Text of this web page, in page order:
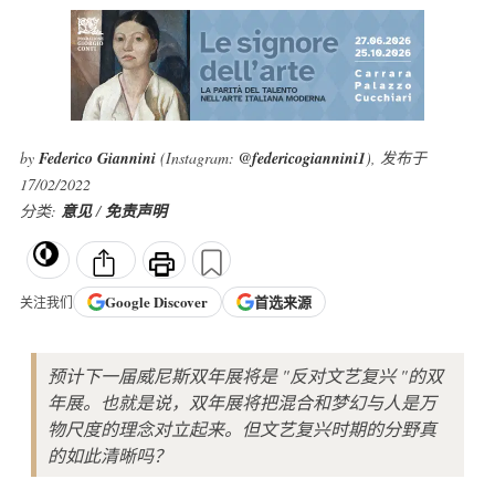
by Federico Giannini(Instagram: @federicogiannini1), 发布于
17/02/2022
分类: 意见/免责声明
关注我们 GoogleDiscover 首选来源
预计下一届威尼斯双年展将是 "反对文艺复兴 "的双
年展。也就是说，双年展将把混合和梦幻与人是万
物尺度的理念对立起来。但文艺复兴时期的分野真
的如此清晰吗？